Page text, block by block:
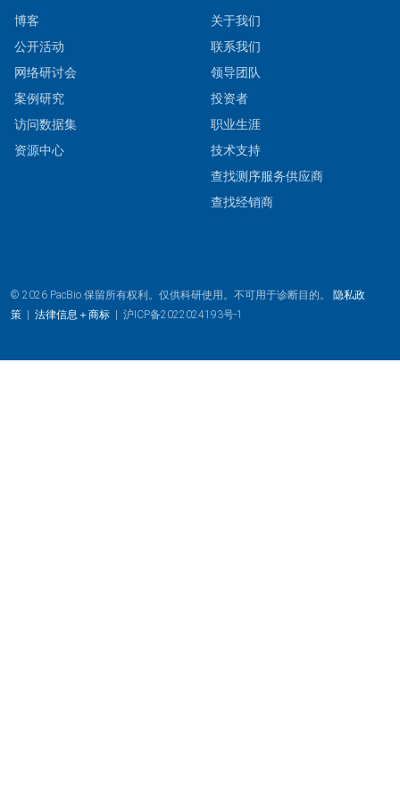
博客
公开活动
网络研讨会
案例研究
访问数据集
资源中心
关于我们
联系我们
领导团队
投资者
职业生涯
技术支持
查找测序服务供应商
查找经销商
© 2026 PacBio.保留所有权利。仅供科研使用。不可用于诊断目的。 隐私政
策 | 法律信息＋商标 | 沪ICP备2022024193号-1